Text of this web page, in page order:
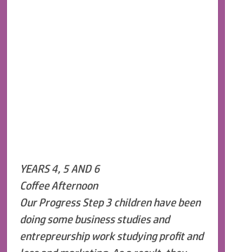
YEARS 4, 5 AND 6
Coffee Afternoon
Our Progress Step 3 children have been
doing some business studies and
entrepreurship work studying profit and